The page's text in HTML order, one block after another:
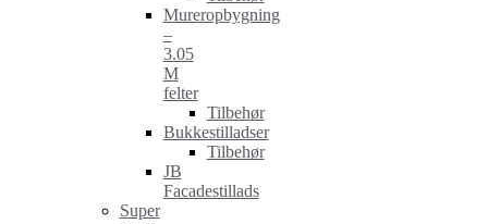
Mureropbygning
–
3.05
M
felter
Tilbehør
Bukkestilladser
Tilbehør
JB
Facadestillads
Super